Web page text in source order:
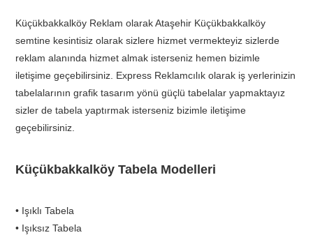
Küçükbakkalköy Reklam olarak Ataşehir Küçükbakkalköy
semtine kesintisiz olarak sizlere hizmet vermekteyiz sizlerde
reklam alanında hizmet almak isterseniz hemen bizimle
iletişime geçebilirsiniz. Express Reklamcılık olarak iş yerlerinizin
tabelalarının grafik tasarım yönü güçlü tabelalar yapmaktayız
sizler de tabela yaptırmak isterseniz bizimle iletişime
geçebilirsiniz.
Küçükbakkalköy Tabela Modelleri
• Işıklı Tabela
• Işıksız Tabela